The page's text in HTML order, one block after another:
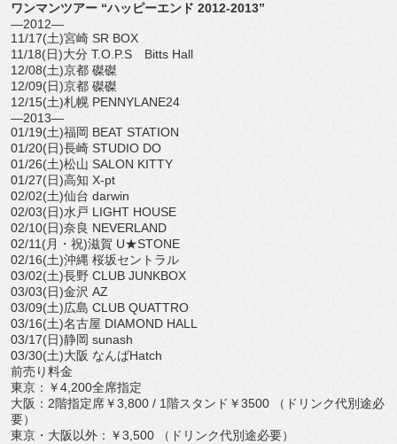
ワンマンツアー “ハッピーエンド 2012‐2013”
―2012―
11/17(土)宮崎 SR BOX
11/18(日)大分 T.O.P.S Bitts Hall
12/08(土)京都 磔磔
12/09(日)京都 磔磔
12/15(土)札幌 PENNYLANE24
―2013―
01/19(土)福岡 BEAT STATION
01/20(日)長崎 STUDIO DO
01/26(土)松山 SALON KITTY
01/27(日)高知 X-pt
02/02(土)仙台 darwin
02/03(日)水戸 LIGHT HOUSE
02/10(日)奈良 NEVERLAND
02/11(月・祝)滋賀 U★STONE
02/16(土)沖縄 桜坂セントラル
03/02(土)長野 CLUB JUNKBOX
03/03(日)金沢 AZ
03/09(土)広島 CLUB QUATTRO
03/16(土)名古屋 DIAMOND HALL
03/17(日)静岡 sunash
03/30(土)大阪 なんばHatch
前売り料金
東京：￥4,200全席指定
大阪：2階指定席￥3,800 / 1階スタンド￥3500 （ドリンク代別途必
要）
東京・大阪以外：￥3,500 （ドリンク代別途必要）